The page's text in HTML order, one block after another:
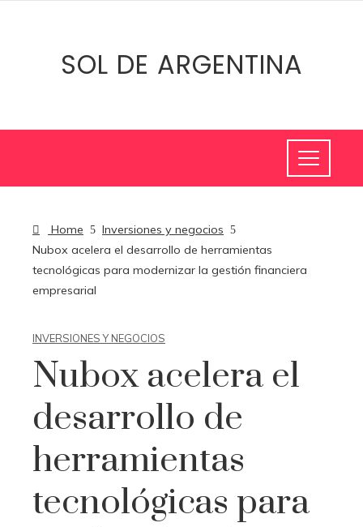
SOL DE ARGENTINA
Home
Inversiones y negocios
Nubox acelera el desarrollo de herramientas
tecnológicas para modernizar la gestión financiera
empresarial
INVERSIONES Y NEGOCIOS
Nubox acelera el
desarrollo de
herramientas
tecnológicas para